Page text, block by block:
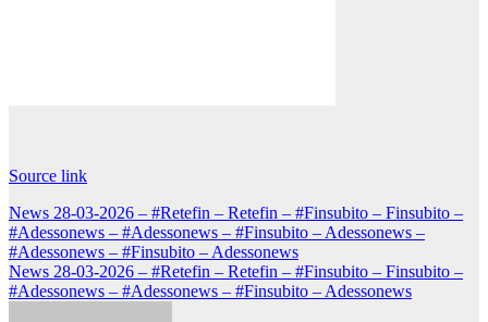
Source link
Navigazione
articoli
News 28-03-2026 – #Retefin – Retefin – #Finsubito – Finsubito –
#Adessonews – #Adessonews – #Finsubito – Adessonews –
#Adessonews – #Finsubito – Adessonews
News 28-03-2026 – #Retefin – Retefin – #Finsubito – Finsubito –
#Adessonews – #Adessonews – #Finsubito – Adessonews